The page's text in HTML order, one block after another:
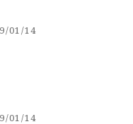
01/14
01/14